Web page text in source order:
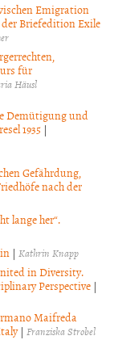
Emigration
Briefedition Exile
für
Häusl
Demütigung und
1935 |
Gefährdung,
nach der
lange her“.
|Kathrin Knapp
in Diversity.
Perspective |
Maifreda
| Franziska Strobel